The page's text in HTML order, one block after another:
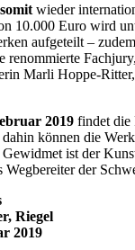
wieder
10.000 Euro wird
aufgeteilt –
renommierte
Marli Hoppe-
2019 findet die
können die
ist der
Wegbereiter der
Riegel
2019